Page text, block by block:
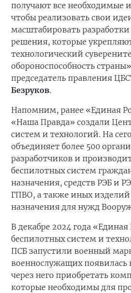
получают все необходимые
чтобы реализовать свои
масштабировать разработки
решения, которые
технологический
обороноспособность
председатель правления
Безруков.
Напомним, ранее «Единая
«Наша Правда» создали
систем и технологий. На
объединяет более 500
разработчиков и
беспилотных систем
назначения, средств РЭБ и
ГПВО, а также иных изделий
назначения для нужд
В декабре 2024 года
беспилотных систем и
ПСБ запустили военный
военнослужащих появилась
через него приобретать
которые необходимы для